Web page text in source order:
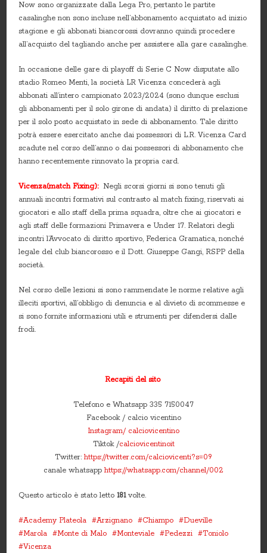
Now sono organizzate dalla Lega Pro, pertanto le partite
casalinghe non sono incluse nell’abbonamento acquistato ad inizio
stagione e gli abbonati biancorossi dovranno quindi procedere
all’acquisto del tagliando anche per assistere alla gare casalinghe.
In occasione delle gare di playoff di Serie C Now disputate allo
stadio Romeo Menti, la società LR Vicenza concederà agli
abbonati all’intero campionato 2023/2024 (sono dunque esclusi
gli abbonamenti per il solo girone di andata) il diritto di prelazione
per il solo posto acquistato in sede di abbonamento. Tale diritto
potrà essere esercitato anche dai possessori di L.R. Vicenza Card
scadute nel corso dell’anno o dai possessori di abbonamento che
hanno recentemente rinnovato la propria card.
Vicenza(match Fixing):Negli scorsi giorni si sono tenuti gli
annuali incontri formativi sul contrasto al match fixing, riservati ai
giocatori e allo staff della prima squadra, oltre che ai giocatori e
agli staff delle formazioni Primavera e Under 17. Relatori degli
incontri l’Avvocato di diritto sportivo, Federica Gramatica, nonché
legale del club biancorosso e il Dott. Giuseppe Gangi, RSPP della
società.
Nel corso delle lezioni si sono rammendate le norme relative agli
illeciti sportivi, all’obbligo di denuncia e al divieto di scommesse e
si sono fornite informazioni utili e strumenti per difendersi dalle
frodi.
Recapiti del sito
Telefono e Whatsapp 335 7150047
Facebook / calcio vicentino
Instagram/ calciovicentino
Tiktok /calciovicentinoit
Twitter:https://twitter.com/calciovicenti?s=09
canale whatsapphttps://whatsapp.com/channel/002
Questo articolo è stato letto181volte.
Academy Plateola Arzignano Chiampo
Dueville
Marola
Monte di Malo Monteviale Pedezzi
Toniolo
Vicenza